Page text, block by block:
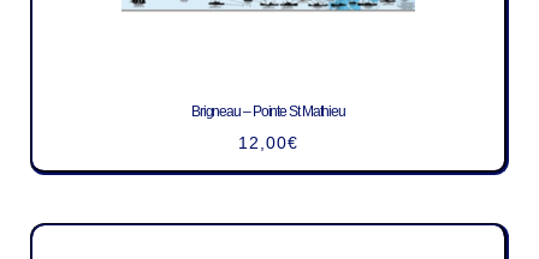
Brigneau – Pointe St Mathieu
12,00€